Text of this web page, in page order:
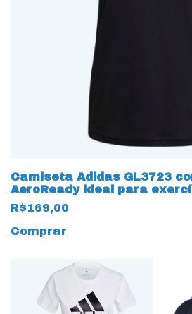
Camiseta Adidas GL3723
AeroReady ideal para
R$169,00
Comprar